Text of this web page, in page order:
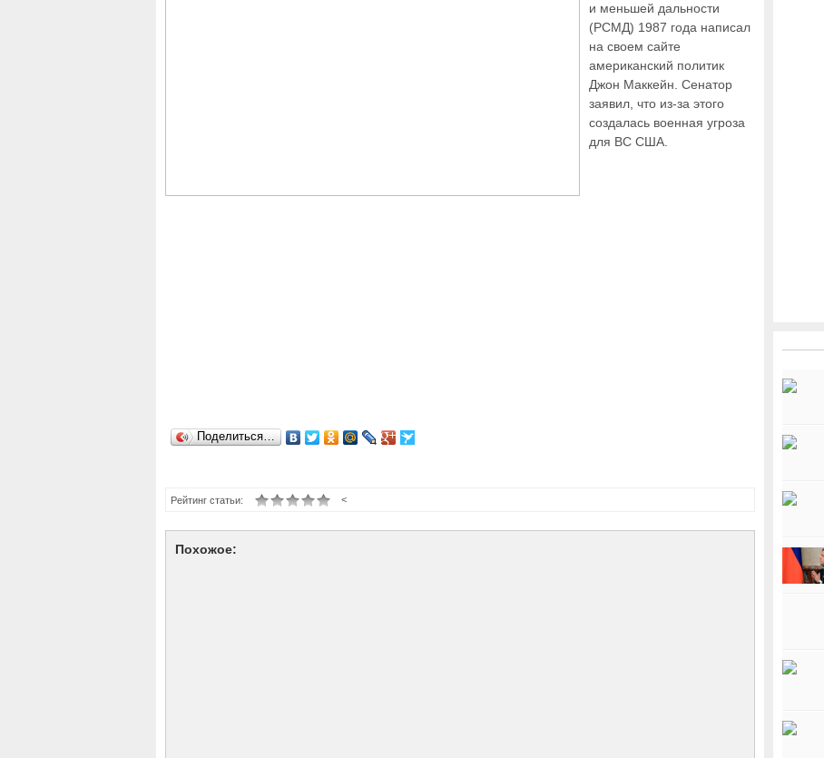
и меньшей дальности
(РСМД) 1987 года написал
на своем сайте
американский политик
Джон Маккейн. Сенатор
заявил, что из-за этого
создалась военная угроза
для ВС США.
Поделиться…
<
Рейтинг статьи:
Похожое: